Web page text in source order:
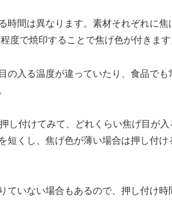
間は異なります。素材それぞれに焦
で焼印することで焦げ色が付きます
の入る温度が違っていたり、食品で
し付けてみて、どれくらい焦げ目が
短くし、焦げ色が薄い場合は押し付け
ていない場合もあるので、押し付け